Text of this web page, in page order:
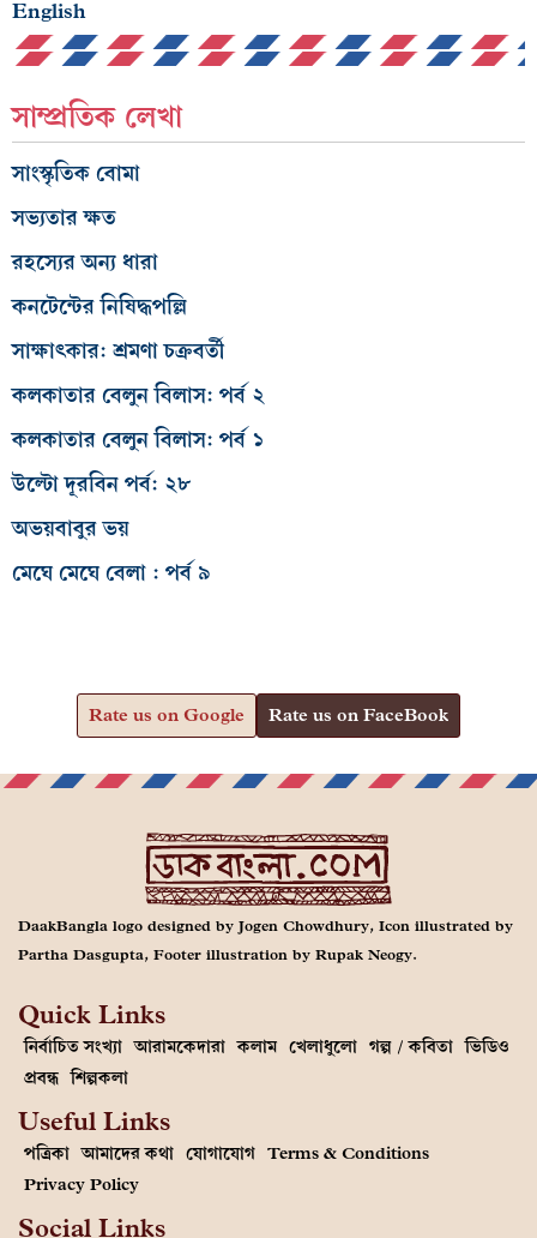
English
সাম্প্রতিক লেখা
সাংস্কৃতিক বোমা
সভ্যতার ক্ষত
রহস্যের অন্য ধারা
কনটেন্টের নিষিদ্ধপল্লি
সাক্ষাৎকার: শ্রমণা চক্রবর্তী
কলকাতার বেলুন বিলাস: পর্ব ২
কলকাতার বেলুন বিলাস: পর্ব ১
উল্টো দূরবিন পর্ব: ২৮
অভয়বাবুর ভয়
মেঘে মেঘে বেলা : পর্ব ৯
Rate us on Google Rate us on FaceBook
DaakBangla logo designed by Jogen Chowdhury, Icon illustrated by
Partha Dasgupta, Footer illustration by Rupak Neogy.
Quick Links
নির্বাচিত সংখ্যা আরামকেদারা কলাম খেলাধুলো গল্প / কবিতা ভিডিও
প্রবন্ধ শিল্পকলা
Useful Links
পত্রিকা আমাদের কথা যোগাযোগ Terms & Conditions
Privacy Policy
Social Links